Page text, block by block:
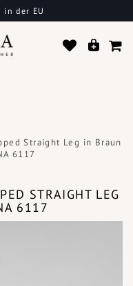
in der EU
Straight Leg in Braun
6117
STRAIGHT LEG
6117